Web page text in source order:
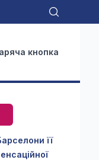
кнопка
її